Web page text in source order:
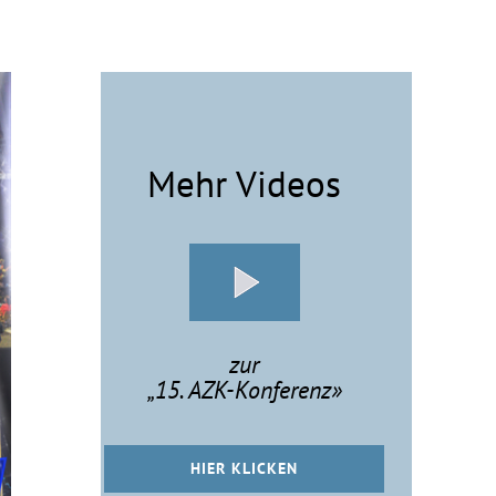
Mehr Videos
zur
„15. AZK-Konferenz»
HIER KLICKEN